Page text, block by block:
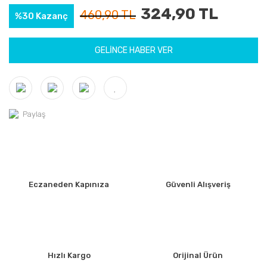
%30 Kazanç 460,90 TL 324,90 TL
GELİNCE HABER VER
Paylaş
Eczaneden Kapınıza Güvenli Alışveriş
Hızlı Kargo Orijinal Ürün